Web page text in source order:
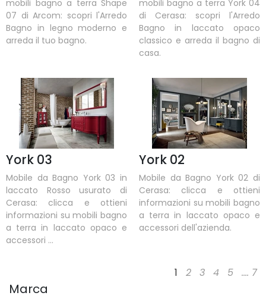
mobili bagno a terra Shape
07 di Arcom: scopri l'Arredo
Bagno in legno moderno e
arreda il tuo bagno.
mobili bagno a terra York 04
di Cerasa: scopri l'Arredo
Bagno in laccato opaco
classico e arreda il bagno di
casa.
York 03
Mobile da Bagno York 03 in
laccato Rosso usurato di
Cerasa: clicca e ottieni
informazioni su mobili bagno
a terra in laccato opaco e
accessori ...
York 02
Mobile da Bagno York 02 di
Cerasa: clicca e ottieni
informazioni su mobili bagno
a terra in laccato opaco e
accessori dell'azienda.
1 2 3 4 5 .... 7
Marca